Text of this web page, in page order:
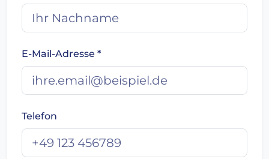
E-Mail-Adresse *
Telefon